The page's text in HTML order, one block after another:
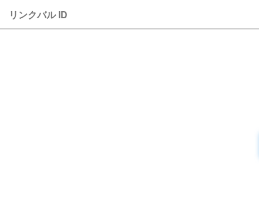
リンクバル ID